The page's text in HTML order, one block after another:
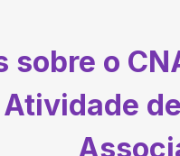
sobre o